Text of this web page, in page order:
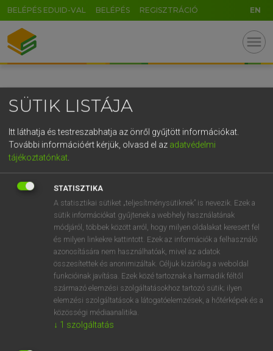
BELÉPÉS EDUID-VAL BELÉPÉS REGISZTRÁCIÓ EN
menu
OOOOPS!
SÜTIK LISTÁJA
Itt láthatja és testreszabhatja az önről gyűjtött információkat.
További információért kérjük, olvasd el az adatvédelmi
tájékoztatónkat
STATISZTIKA
A statisztikai sütiket „teljesítménysütiknek” is nevezik. Ezek a
sütik információkat gyűjtenek a webhely használatának
módjáról, többek között arról, hogy milyen oldalakat keresett fel
és milyen linkekre kattintott. Ezek az információk a felhasználó
azonosítására nem használhatóak, mivel az adatok
összesítettek és anonimizáltak. Céljuk kizárólag a weboldal
funkcióinak javítása. Ezek közé tartoznak a harmadik féltől
származó elemzési szolgáltatásokhoz tartozó sütik; ilyen
elemzési szolgáltatások a látogatóelemzések, a hőtérképek és a
közösségi médiaanalitika.
↓ 1 szolgáltatás
GR
5
g h k l
v b n m , . - AltGr